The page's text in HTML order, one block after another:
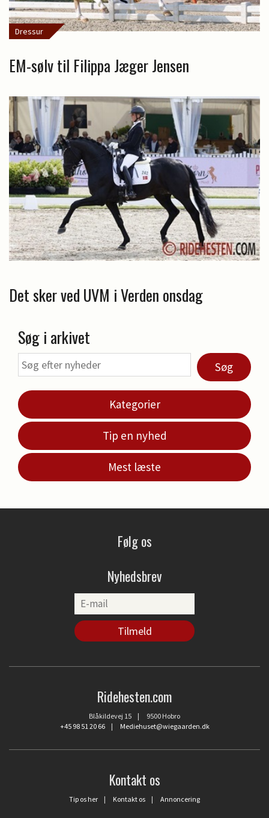
Dressur
EM-sølv til Filippa Jæger Jensen
Det sker ved UVM i Verden onsdag
Søg i arkivet
Søg
Kategorier
Tip en nyhed
Mest læste
Følg os
Nyhedsbrev
Ridehesten.com
Blåkildevej 15 | 9500 Hobro
+45 98 51 20 66| Mediehuset@wiegaarden.dk
Kontakt os
Tip os her | Kontakt os | Annoncering